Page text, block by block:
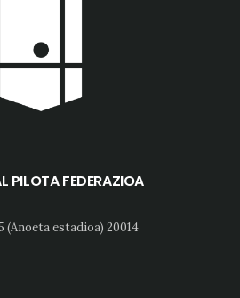
PILOTA FEDERAZIOA
(Anoeta estadioa) 20014